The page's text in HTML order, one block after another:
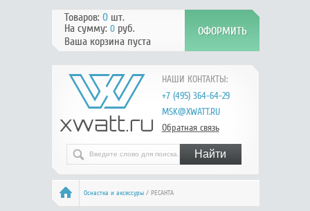
НАШИ КОНТАКТЫ:
+7 (495) 364-64-29
MSK@XWATT.RU
Обратная связь
Товаров: 0шт.
На сумму: 0руб.
Ваша корзина пуста
Оснастка и аксессуры/ РЕСАНТА